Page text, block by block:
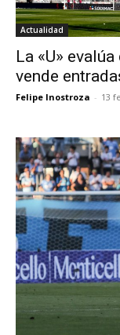
Actualidad
La «U»
vende
Felipe Inostroza - 13